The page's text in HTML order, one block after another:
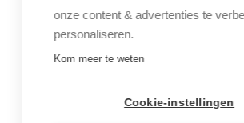
onze content & advertenties te
personaliseren.
Kom meer te weten
Cookie-instellingen